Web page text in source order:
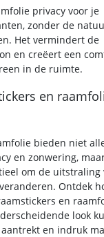
privacy voor je
zonder de
Het vermindert de
en creëert een
in de ruimte.
en
bieden niet
en zonwering,
om de uitstraling
Ontdek
en
look
en indruk